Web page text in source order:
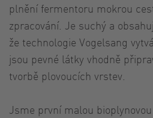
plnění fermentoru mokrou
zpracování. Je suchý a
že technologie Vogelsang
jsou pevné látky vhodně
tvorbě plovoucích vrstev.
Jsme první malou